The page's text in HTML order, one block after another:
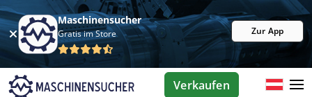
Maschinensucher
Gratis im Store Zur App
Verkaufen